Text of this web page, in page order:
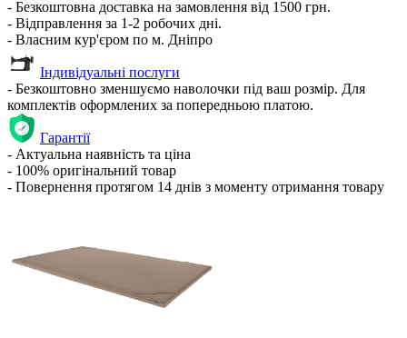
- Безкоштовна доставка на замовлення від 1500 грн.
- Відправлення за 1-2 робочих дні.
- Власним кур'єром по м. Дніпро
Індивідуальні послуги
- Безкоштовно зменшуємо наволочки під ваш розмір. Для
комплектів оформлених за попередньою платою.
Гарантії
- Актуальна наявність та ціна
- 100% оригінальний товар
- Повернення протягом 14 днів з моменту отримання товару